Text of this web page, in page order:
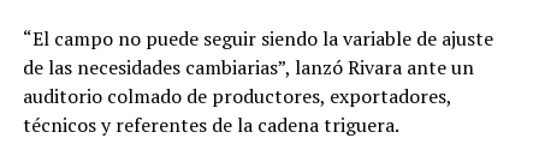
“El campo no puede seguir siendo la variable de ajuste
de las necesidades cambiarias”, lanzó Rivara ante un
auditorio colmado de productores, exportadores,
técnicos y referentes de la cadena triguera.